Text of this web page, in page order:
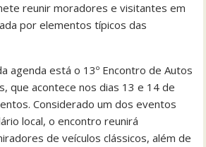
reunir moradores e visitantes em
por elementos típicos das
agenda está o 13º Encontro de Autos
que acontece nos dias 13 e 14 de
Considerado um dos eventos
local, o encontro reunirá
de veículos clássicos, além de